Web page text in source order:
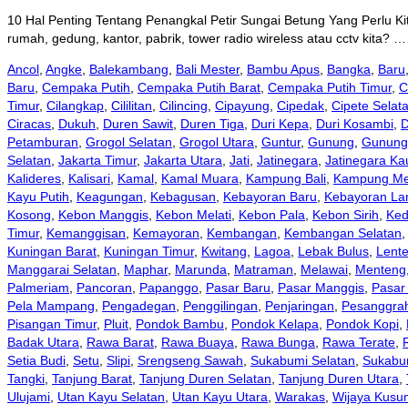
10 Hal Penting Tentang Penangkal Petir Sungai Betung Yang Perlu
rumah, gedung, kantor, pabrik, tower radio wireless atau cctv kita? …
Ancol, Angke, Balekambang, Bali Mester, Bambu Apus, Bangka, Baru,
Baru, Cempaka Putih, Cempaka Putih Barat, Cempaka Putih Timur,
Timur, Cilangkap, Cililitan, Cilincing, Cipayung, Cipedak, Cipete
Ciracas, Dukuh, Duren Sawit, Duren Tiga, Duri Kepa, Duri Kosambi,
Petamburan, Grogol Selatan, Grogol Utara, Guntur, Gunung,
Selatan, Jakarta Timur, Jakarta Utara, Jati, Jatinegara, Jatinegara
Kalideres, Kalisari, Kamal, Kamal Muara, Kampung Bali, Kampung
Kayu Putih, Keagungan, Kebagusan, Kebayoran Baru, Kebayoran
Kosong, Kebon Manggis, Kebon Melati, Kebon Pala, Kebon Sirih,
Timur, Kemanggisan, Kemayoran, Kembangan, Kembangan Selatan,
Kuningan Barat, Kuningan Timur, Kwitang, Lagoa, Lebak Bulus,
Manggarai Selatan, Maphar, Marunda, Matraman, Melawai, Menteng,
Palmeriam, Pancoran, Papanggo, Pasar Baru, Pasar Manggis,
Pela Mampang, Pengadegan, Penggilingan, Penjaringan,
Pisangan Timur, Pluit, Pondok Bambu, Pondok Kelapa, Pondok Kopi,
Badak Utara, Rawa Barat, Rawa Buaya, Rawa Bunga, Rawa Terate,
Setia Budi, Setu, Slipi, Srengseng Sawah, Sukabumi Selatan,
Tangki, Tanjung Barat, Tanjung Duren Selatan, Tanjung Duren Utara,
Ulujami, Utan Kayu Selatan, Utan Kayu Utara, Warakas, Wijaya